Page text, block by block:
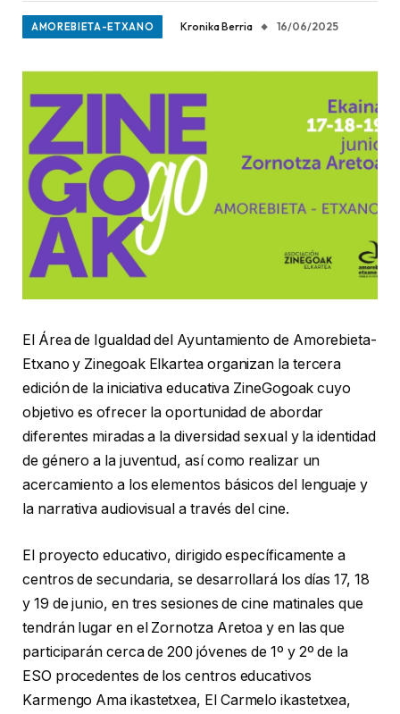
AMOREBIETA-ETXANO Kronika Berria 16/06/2025
El Área de Igualdad del Ayuntamiento de Amorebieta-
Etxano y Zinegoak Elkartea organizan la tercera
edición de la iniciativa educativa ZineGogoak cuyo
objetivo es ofrecer la oportunidad de abordar
diferentes miradas a la diversidad sexual y la identidad
de género a la juventud, así como realizar un
acercamiento a los elementos básicos del lenguaje y
la narrativa audiovisual a través del cine.
El proyecto educativo, dirigido específicamente a
centros de secundaria, se desarrollará los días 17, 18
y 19 de junio, en tres sesiones de cine matinales que
tendrán lugar en el Zornotza Aretoa y en las que
participarán cerca de 200 jóvenes de 1º y 2º de la
ESO procedentes de los centros educativos
Karmengo Ama ikastetxea, El Carmelo ikastetxea,